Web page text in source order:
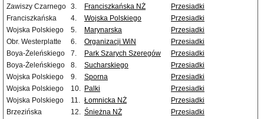
Zawiszy Czarnego 3. Franciszkańska NŻ
Przesiadki
Franciszkańska
4. Wojska Polskiego
Przesiadki
Wojska Polskiego
5. Marynarska
Przesiadki
Obr. Westerplatte
6. Organizacji WiN
Przesiadki
Boya-Żeleńskiego
7. Park Szarych Szeregów
Przesiadki
Boya-Żeleńskiego
8. Sucharskiego
Przesiadki
Wojska Polskiego
9. Sporna
Przesiadki
Wojska Polskiego
10. Palki
Przesiadki
Wojska Polskiego
11. Łomnicka NŻ
Przesiadki
Brzezińska
12. Śnieżna NŻ
Przesiadki